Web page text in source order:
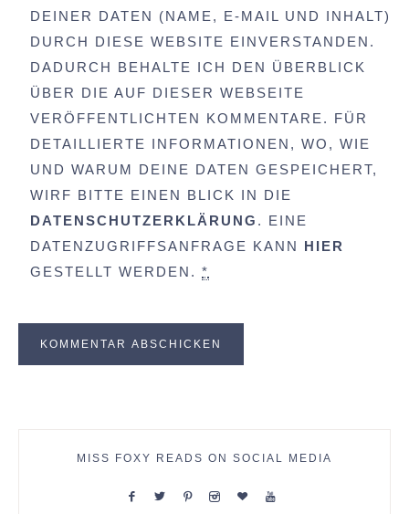
DEINER DATEN (NAME, E-MAIL UND INHALT)
DURCH DIESE WEBSITE EINVERSTANDEN.
DADURCH BEHALTE ICH DEN ÜBERBLICK
ÜBER DIE AUF DIESER WEBSEITE
VERÖFFENTLICHTEN KOMMENTARE. FÜR
DETAILLIERTE INFORMATIONEN, WO, WIE
UND WARUM DEINE DATEN GESPEICHERT,
WIRF BITTE EINEN BLICK IN DIE
DATENSCHUTZERKLÄRUNG . EINE
DATENZUGRIFFSANFRAGE KANN HIER
GESTELLT WERDEN. *
MISS FOXY READS ON SOCIAL MEDIA